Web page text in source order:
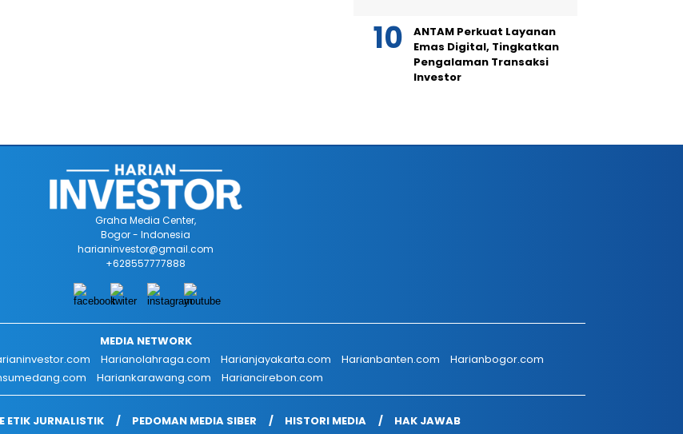
ANTAM Perkuat Layanan
Emas Digital, Tingkatkan
Pengalaman Transaksi
Investor
Graha Media Center,
Bogor - Indonesia
harianinvestor@gmail.com
+628557777888
MEDIA NETWORK
Harianolahraga.com Harianjayakarta.com Harianbanten.com
Harianbogor.com
Hariankarawang.com Hariancirebon.com
ETIK JURNALISTIK PEDOMAN MEDIA SIBER HISTORI MEDIA HAK JAWAB